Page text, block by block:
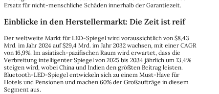
Ersatz für nicht-menschliche Schäden innerhalb der Garantiezeit.
Einblicke in den Herstellermarkt: Die Zeit ist reif
Der weltweite Markt für LED-Spiegel wird voraussichtlich von $8,43
Mrd. im Jahr 2024 auf $29,4 Mrd. im Jahr 2032 wachsen, mit einer CAGR
von 16,9%. Im asiatisch-pazifischen Raum wird erwartet, dass die
Verbreitung intelligenter Spiegel von 2025 bis 2034 jährlich um 13,4%
steigen wird, wobei China und Indien den größten Beitrag leisten.
Bluetooth-LED-Spiegel entwickeln sich zu einem Must-Have für
Hotels und Pensionen und machen 60% der Großaufträge in diesem
Segment aus.